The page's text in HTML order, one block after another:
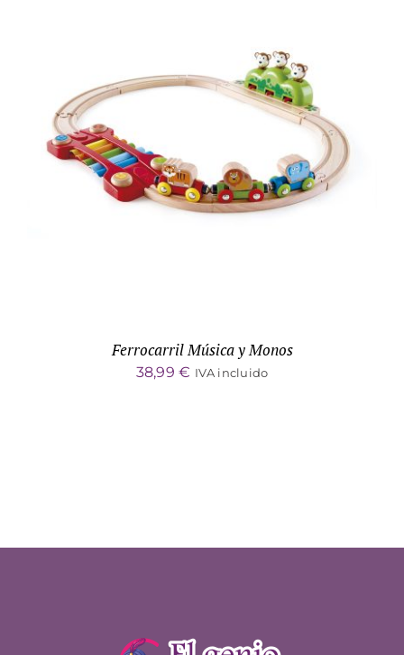
Ferrocarril Música y Monos
38,99€ IVA incluido